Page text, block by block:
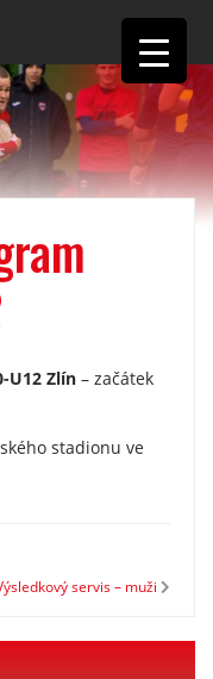
U12 Zlín – začátek
stadionu ve
servis – muži